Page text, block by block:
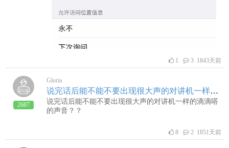
置信息无法上报到服务器；可参考帮助内挂后台教程挂
好后台；2：没给够位置权限； 手机系统不断演进，权
限管控愈发细致；例如系统已将位置权限分为前台、后
台”、“始终”；附图 IOS定位权限三： 自测方法1： 查看
网络，确认与服务器连接正常；对讲语音收发正常及代
表与服务器连接正常；2： 去其它组看看；可以去人多
以提供 双方的 微喇APP 版本号， 手机机型及系统版本
信息 待技术人员更进；
1 3 1843天前
2687
Gloria
说完话后能不能不要出现很大声的对讲机一样的滴滴嗒的声音？？
说完话后能不能不要出现很大声的对讲机一样的滴滴嗒
的声音？？
8 2 1851天前